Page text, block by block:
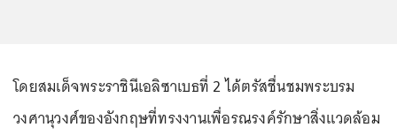
โดยสมเด็จพระราชินีเอลิซาเบธที่ 2 ได้ตรัสชื่นชมพระบรม
วงศานุวงศ์ของอังกฤษที่ทรงงานเพื่อรณรงค์รักษาสิ่งแวดล้อม